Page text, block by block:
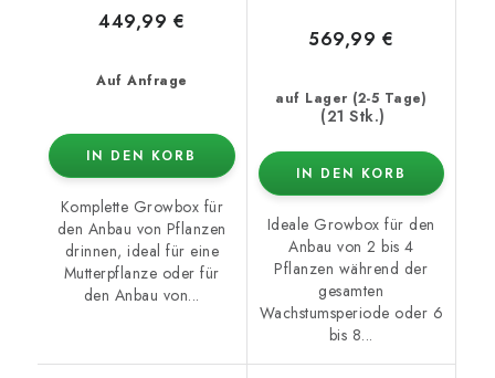
Auf Anfrage
449,99 €
IN DEN KORB
Komplette Growbox für
den Anbau von Pflanzen
drinnen, ideal für eine
Mutterpflanze oder für
den Anbau von...
auf Lager (2-5 Tage)
(21 Stk.)
569,99 €
IN DEN KORB
Ideale Growbox für den
Anbau von 2 bis 4
Pflanzen während der
gesamten
Wachstumsperiode oder 6
bis 8...